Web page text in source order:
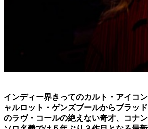
インディー界きってのカルト・アイコ
ャルロット・ゲンズブールからブラッ
のラヴ・コールの絶えない奇才、コナ